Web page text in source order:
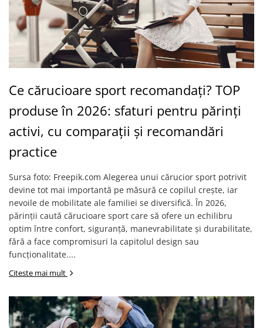
Ce cărucioare sport recomandați? TOP
produse în 2026: sfaturi pentru părinți
activi, cu comparații și recomandări
practice
Sursa foto: Freepik.com Alegerea unui cărucior sport potrivit
devine tot mai importantă pe măsură ce copilul crește, iar
nevoile de mobilitate ale familiei se diversifică. În 2026,
părinții caută cărucioare sport care să ofere un echilibru
optim între confort, siguranță, manevrabilitate și durabilitate,
fără a face compromisuri la capitolul design sau
funcționalitate....
Citeste mai mult